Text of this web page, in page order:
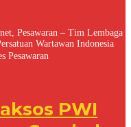
Pesawaran – Tim Lembaga
Wartawan Indonesia
Pesawaran
PWI